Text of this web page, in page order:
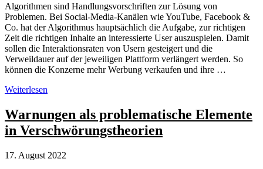
Algorithmen sind Handlungsvorschriften zur Lösung von
Problemen. Bei Social-Media-Kanälen wie YouTube, Facebook &
Co. hat der Algorithmus hauptsächlich die Aufgabe, zur richtigen
Zeit die richtigen Inhalte an interessierte User auszuspielen. Damit
sollen die Interaktionsraten von Usern gesteigert und die
Verweildauer auf der jeweiligen Plattform verlängert werden. So
können die Konzerne mehr Werbung verkaufen und ihre …
Algorithmen
Polarisierung
und
damit
Weiterlesen
Warnungen als problematische Elemente
in Verschwörungstheorien
17. August 2022